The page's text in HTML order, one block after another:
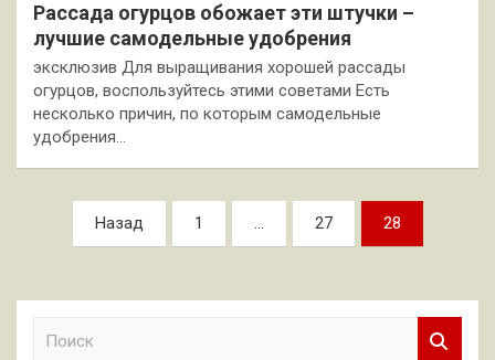
Рассада огурцов обожает эти штучки –
лучшие самодельные удобрения
эксклюзив Для выращивания хорошей рассады
огурцов, воспользуйтесь этими советами Есть
несколько причин, по которым самодельные
удобрения…
Пагинация
записей
Назад 1 … 27 28